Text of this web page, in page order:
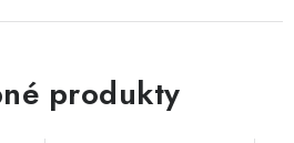
produkty